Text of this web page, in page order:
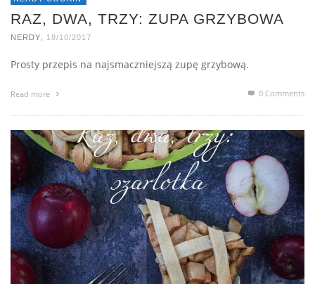
RAZ, DWA, TRZY: ZUPA GRZYBOWA
NERDY 18/10/2017
Prosty przepis na najsmaczniejszą zupę grzybową.
Read more 0 Comments